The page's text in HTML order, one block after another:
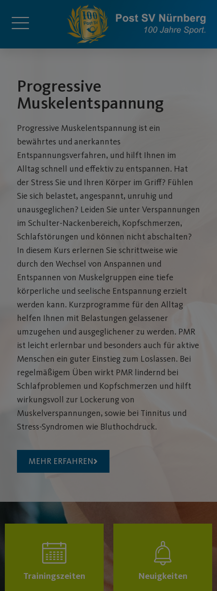
Progressive
Muskelentspannung
Progressive Muskelentspannung ist ein
bewährtes und anerkanntes
Entspannungsverfahren, und hilft Ihnen im
Alltag schnell und effektiv zu entspannen. Hat
der Stress Sie und Ihren Körper im Griff? Fühlen
Sie sich belastet, angespannt, unruhig und
unausgeglichen? Leiden Sie unter Verspannungen
im Schulter-Nackenbereich, Kopfschmerzen,
Schlafstörungen und können nicht abschalten?
In diesem Kurs erlernen Sie schrittweise wie
durch den Wechsel von Anspannen und
Entspannen von Muskelgruppen eine tiefe
körperliche und seelische Entspannung erzielt
werden kann. Kurzprogramme für den Alltag
helfen Ihnen mit Belastungen gelassener
umzugehen und ausgeglichener zu werden. PMR
ist leicht erlernbar und besonders auch für aktive
Menschen ein guter Einstieg zum Loslassen. Bei
regelmäßigem Üben wirkt PMR lindernd bei
Schlafproblemen und Kopfschmerzen und hilft
wirkungsvoll zur Lockerung von
Muskelverspannungen, sowie bei Tinnitus und
Stress-Syndromen wie Bluthochdruck.
MEHR ERFAHREN
Trainingszeiten Neuigkeiten